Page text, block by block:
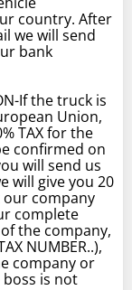
country. After
we will send
bank
If the truck is
Union,
TAX for the
confirmed on
will send us
will give you 20
our company
complete
the company,
NUMBER..),
company or
is not